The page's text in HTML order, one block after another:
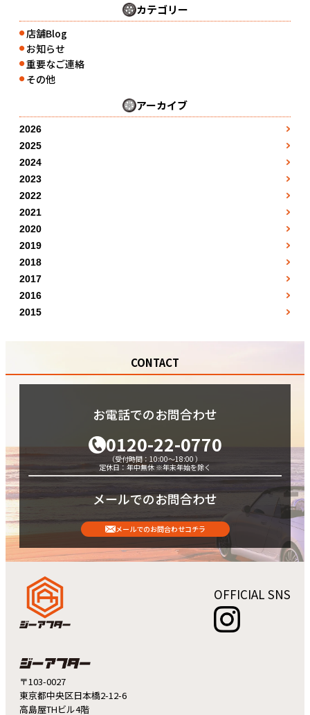
カテゴリー
● 店舗Blog
● お知らせ
●重要なご連絡
● その他
アーカイブ
2026
●3月
●4月
●5月
●7月
●8月
2025
●1月
●2月
●3月
●4月
●5月
●6月
7月
8月
2024
●1月
●2月
●3月
●4月
●5月
●6月
7月
8月
10月
2023
●1月
●2月
●3月
●4月
●5月
●6月
7月
9月
11月
2022
●1月
●2月
●3月
●4月
●5月
●6月
7月
8月
●10月
2021
●7月
●8月
●9月
●10月
●11月
●12月
2020
● 5月
●12月
2019
● 10月
●11月
●12月
2018
● 1月
●2月
●3月
●9月
2017
● 1月
●2月
●10月
2016
● 5月
10月
12月
2015
11月
CONTACT
お電話でのお問合わせ
0120-22-0770
（受付時間：10:00～18:00 ）
定休日：年中無休 ※年末年始を除く
メールでのお問合わせ
メールでのお問合わせコチラ
〒103-0027
東京都中央区日本橋2-12-6
高島屋THビル4階
OFFICIAL SNS